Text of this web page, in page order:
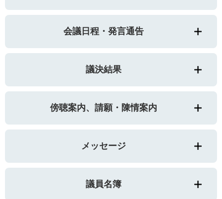
会議日程・発言通告
議決結果
傍聴案内、請願・陳情案内
メッセージ
議員名簿